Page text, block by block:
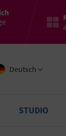
Deutsch
STUDIO